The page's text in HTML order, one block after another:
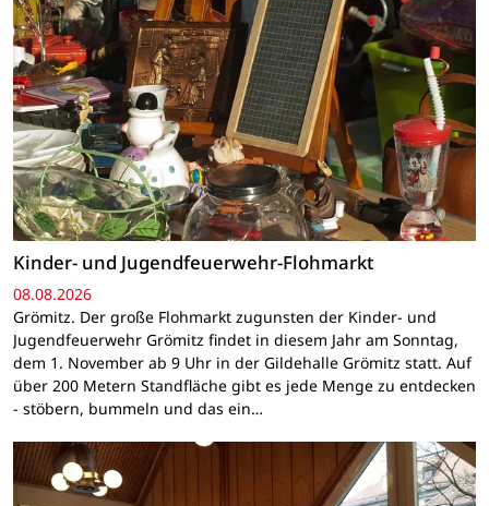
Kinder- und Jugendfeuerwehr-Flohmarkt
08.08.2026
Grömitz. Der große Flohmarkt zugunsten der Kinder- und
Jugendfeuerwehr Grömitz findet in diesem Jahr am Sonntag,
dem 1. November ab 9 Uhr in der Gildehalle Grömitz statt. Auf
über 200 Metern Standfläche gibt es jede Menge zu entdecken
- stöbern, bummeln und das ein…